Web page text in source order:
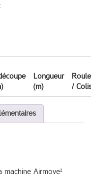
Longueur
(m)
/
machine Airmove²